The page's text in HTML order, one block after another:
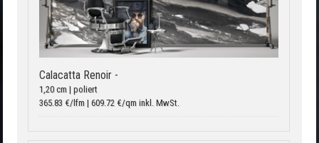
Calacatta Renoir -
1,20 cm | poliert
365.83 €/lfm | 609.72 €/qm inkl. MwSt.